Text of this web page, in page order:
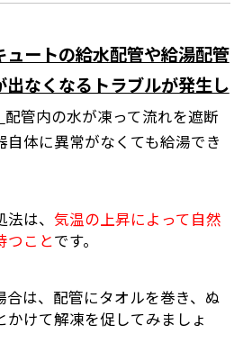
ートの給水配管や給湯配管
なくなるトラブルが発生し
配管内の水が凍って流れを遮断
自体に異常がなくても給湯でき
は、 気温の上昇によって自然
つことです。
合は、配管にタオルを巻き、ぬ
かけて解凍を促してみましょ